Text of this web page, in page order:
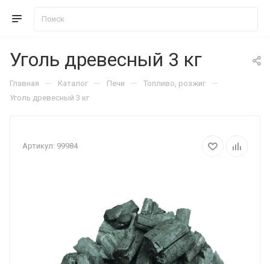
Уголь древесный 3 кг
Главная — Каталог — Печи — Топливо, розжиг —
Уголь древесный 3 кг
Артикул: 99984